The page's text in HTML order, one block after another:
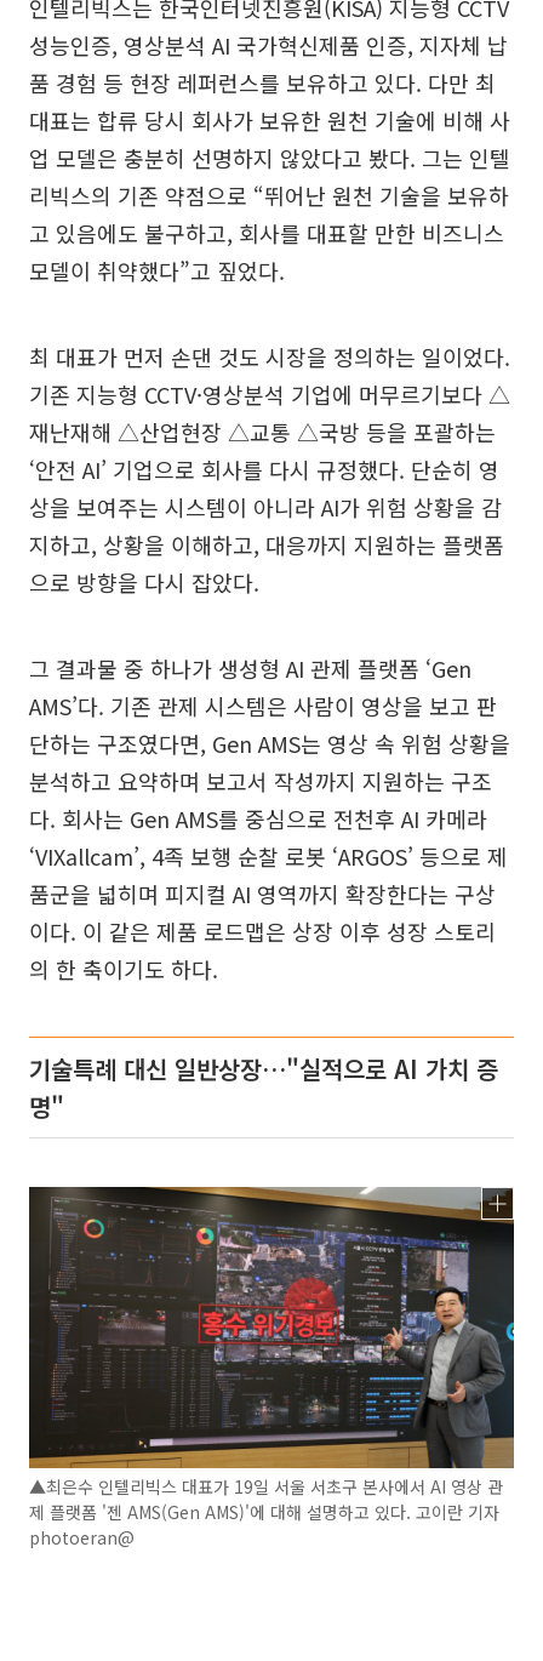
인텔리빅스는 한국인터넷진흥원(KISA) 지능형 CCTV
성능인증, 영상분석 AI 국가혁신제품 인증, 지자체 납
품 경험 등 현장 레퍼런스를 보유하고 있다. 다만 최
대표는 합류 당시 회사가 보유한 원천 기술에 비해 사
업 모델은 충분히 선명하지 않았다고 봤다. 그는 인텔
리빅스의 기존 약점으로 “뛰어난 원천 기술을 보유하
고 있음에도 불구하고, 회사를 대표할 만한 비즈니스
모델이 취약했다”고 짚었다.
최 대표가 먼저 손댄 것도 시장을 정의하는 일이었다.
기존 지능형 CCTV·영상분석 기업에 머무르기보다 △
재난재해 △산업현장 △교통 △국방 등을 포괄하는
‘안전 AI’ 기업으로 회사를 다시 규정했다. 단순히 영
상을 보여주는 시스템이 아니라 AI가 위험 상황을 감
지하고, 상황을 이해하고, 대응까지 지원하는 플랫폼
으로 방향을 다시 잡았다.
그 결과물 중 하나가 생성형 AI 관제 플랫폼 ‘Gen
AMS’다. 기존 관제 시스템은 사람이 영상을 보고 판
단하는 구조였다면, Gen AMS는 영상 속 위험 상황을
분석하고 요약하며 보고서 작성까지 지원하는 구조
다. 회사는 Gen AMS를 중심으로 전천후 AI 카메라
‘VIXallcam’, 4족 보행 순찰 로봇 ‘ARGOS’ 등으로 제
품군을 넓히며 피지컬 AI 영역까지 확장한다는 구상
이다. 이 같은 제품 로드맵은 상장 이후 성장 스토리
의 한 축이기도 하다.
기술특례 대신 일반상장…"실적으로 AI 가치 증
명"
▲최은수 인텔리빅스 대표가 19일 서울 서초구 본사에서 AI 영상 관
제 플랫폼 '젠 AMS(Gen AMS)'에 대해 설명하고 있다. 고이란 기자
photoeran@